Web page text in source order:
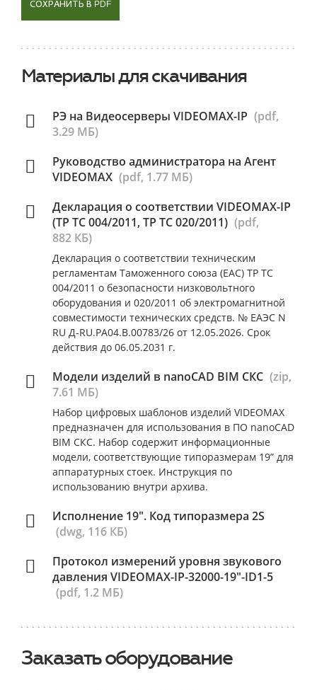
СОХРАНИТЬ В PDF
Материалы для скачивания
РЭ на Видеосерверы VIDEOMAX-IP (pdf,
3.29 МБ)
Руководство администратора на Агент
VIDEOMAX (pdf, 1.77 МБ)
Декларация о соответствии VIDEOMAX-IP
(ТР ТС 004/2011, ТР ТС 020/2011) (pdf,
882 КБ)
Декларация о соответствии техническим
регламентам Таможенного союза (ЕАС) ТР ТС
004/2011 о безопасности низковольтного
оборудования и 020/2011 об электромагнитной
совместимости технических средств. № ЕАЭС N
RU Д-RU.РА04.В.00783/26 от 12.05.2026. Срок
действия до 06.05.2031 г.
Модели изделий в nanoCAD BIM СКС (zip,
7.61 МБ)
Набор цифровых шаблонов изделий VIDEOMAX
предназначен для использования в ПО nanoCAD
BIM СКС. Набор содержит информационные
модели, соответствующие типоразмерам 19” для
аппаратурных стоек. Инструкция по
использованию внутри архива.
Исполнение 19". Код типоразмера 2S
(dwg, 116 КБ)
Протокол измерений уровня звукового
давления VIDEOMAX-IP-32000-19"-ID1-5
(pdf, 1.2 МБ)
Заказать оборудование